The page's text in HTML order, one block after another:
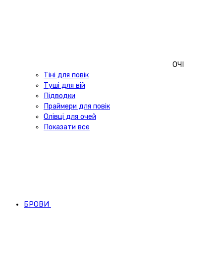
ОЧІ
Тіні для повік
Туші для вій
Підводки
Праймери для повік
Олівці для очей
Показати все
БРОВИ